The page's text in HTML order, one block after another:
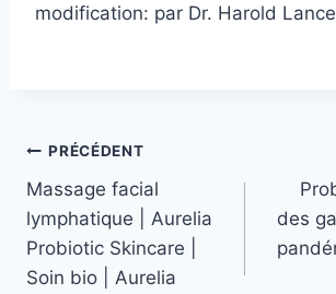
modification: par Dr. Harold
Navigation
de
l’article
PRÉCÉDENT
Massage facial
lymphatique | Aurelia
Probiotic Skincare |
Soin bio | Aurelia
des